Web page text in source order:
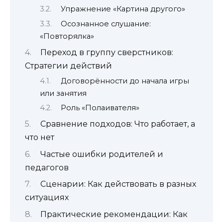
Упражнение «Картина другого»
Осознанное слушание:
«Повторялка»
Переход в группу сверстников:
Стратегии действий
Договорённости до начала игры
или занятия
Роль «Полаивателя»
Сравнение подходов: Что работает, а
что нет
Частые ошибки родителей и
педагогов
Сценарии: Как действовать в разных
ситуациях
Практические рекомендации: Как